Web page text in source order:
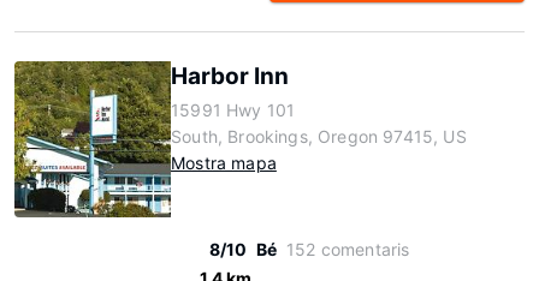
Harbor Inn
15991 Hwy 101
South, Brookings, Oregon 97415, US
Mostra mapa
8/10 Bé 152 comentaris